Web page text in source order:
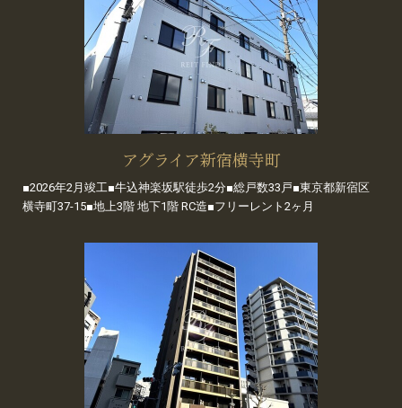
アグライア新宿横寺町
■2026年2月竣工■牛込神楽坂駅徒歩2分■総戸数33戸■東京都新宿区
横寺町37-15■地上3階 地下1階 RC造■フリーレント2ヶ月